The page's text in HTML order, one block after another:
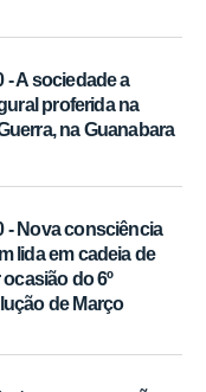
- A sociedade a
proferida na
na Guanabara
- Nova consciência
lida em cadeia de
do 6º
de Março